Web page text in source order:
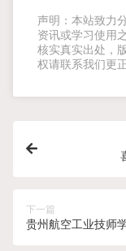
声明：本站致力
资讯或学习使用
核实真实出处，
权请联系我们更
下一篇
贵州航空工业技师